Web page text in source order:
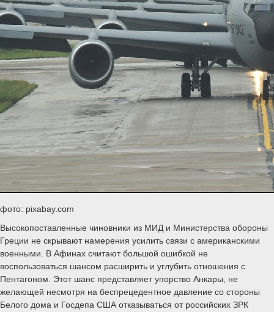
фото: pixabay.com
Высокопоставленные чиновники из МИД и Министерства обороны
Греции не скрывают намерения усилить связи с американскими
военными. В Афинах считают большой ошибкой не
воспользоваться шансом расширить и углубить отношения с
Пентагоном. Этот шанс представляет упорство Анкары, не
желающей несмотря на беспрецедентное давление со стороны
Белого дома и Госдепа США отказываться от российских ЗРК